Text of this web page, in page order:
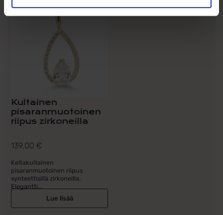
Kultainen
pisaranmuotoinen
riipus zirkoneilla
139,00 €
Keltakultainen
pisaranmuotoinen riipus
synteettisillä zirkoneilla.
Elegantti...
Lue lisää